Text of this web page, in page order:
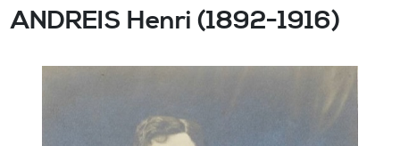
ANDREIS Henri (1892-1916)